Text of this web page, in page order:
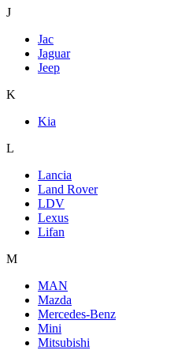
J
Jac
Jaguar
Jeep
K
Kia
L
Lancia
Land Rover
LDV
Lexus
Lifan
M
MAN
Mazda
Mercedes-Benz
Mini
Mitsubishi